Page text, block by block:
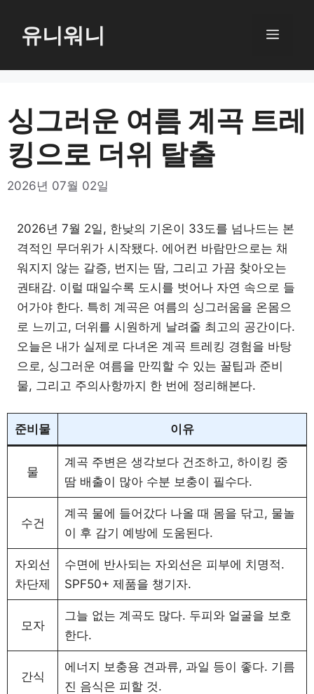
로
뛰
기
유니워니 메
싱그러운 여름 계곡 트레
킹으로 더위 탈출
2026년 07월 02일
2026년 7월 2일, 한낮의 기온이 33도를 넘나드는 본
격적인 무더위가 시작됐다. 에어컨 바람만으로는 채
워지지 않는 갈증, 번지는 땀, 그리고 가끔 찾아오는
권태감. 이럴 때일수록 도시를 벗어나 자연 속으로 들
어가야 한다. 특히 계곡은 여름의 싱그러움을 온몸으
로 느끼고, 더위를 시원하게 날려줄 최고의 공간이다.
오늘은 내가 실제로 다녀온 계곡 트레킹 경험을 바탕
으로, 싱그러운 여름을 만끽할 수 있는 꿀팁과 준비
물, 그리고 주의사항까지 한 번에 정리해본다.
준비물 이유
물
계곡 주변은 생각보다 건조하고, 하이킹 중
땀 배출이 많아 수분 보충이 필수다.
수건
계곡 물에 들어갔다 나올 때 몸을 닦고, 물놀
이 후 감기 예방에 도움된다.
자외선
차단제
수면에 반사되는 자외선은 피부에 치명적.
SPF50+ 제품을 챙기자.
모자
그늘 없는 계곡도 많다. 두피와 얼굴을 보호
한다.
간식
에너지 보충용 견과류, 과일 등이 좋다. 기름
진 음식은 피할 것.